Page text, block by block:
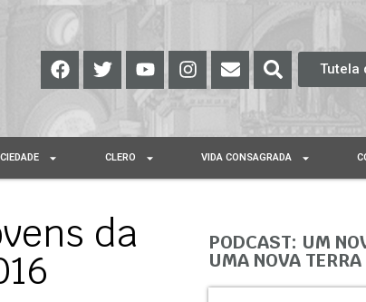
Tutela
CLERO VIDA CONSAGRADA
da PODCAST: UM
UMA NOVA TERRA